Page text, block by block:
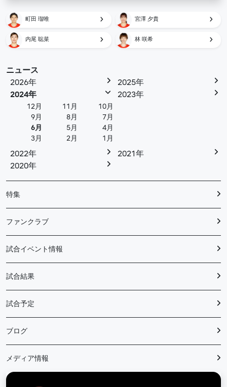
町田 瑠唯 宮澤 夕貴
内尾 聡菜 林 咲希
ニュース
2026年
2025年
2024年
12月 11月
10月
9月
8月
7月
6月
5月
4月
3月
2月 1月
2023年
2022年
2021年
2020年
特集
ファンクラブ
試合イベント情報
試合結果
試合予定
ブログ
メディア情報